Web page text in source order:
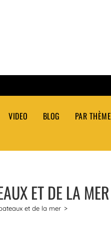
VIDEO BLOG PAR THÈME
ET DE LA MER
et de la mer >